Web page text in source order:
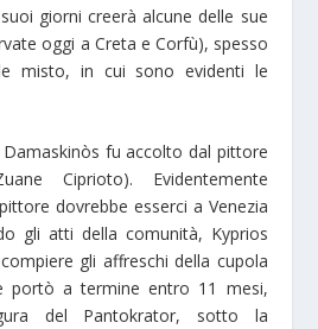
giorni creerà alcune delle sue
oggi a Creta e Corfù), spesso
misto, in cui sono evidenti le
Damaskinòs fu accolto dal pittore
Ciprioto). Evidentemente
dovrebbe esserci a Venezia
gli atti della comunità, Kyprios
gli affreschi della cupola
portò a termine entro 11 mesi,
del Pantokrator, sotto la